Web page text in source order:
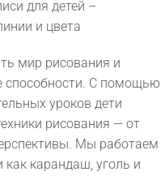
для детей –
и цвета
мир рисования и
способности. С помощью
уроков дети
рисования — от
Мы работаем
карандаш, уголь и